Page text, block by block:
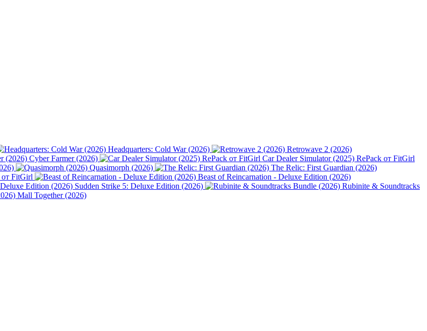
Headquarters: Cold War (2026)
Retrowave 2 (2026)
Cyber Farmer (2026)
Car Dealer Simulator (2025) RePack от FitGirl
Quasimorph (2026)
The Relic: First Guardian (2026)
от FitGirl
Beast of Reincarnation - Deluxe Edition (2026)
Sudden Strike 5: Deluxe Edition (2026)
Rubinite & Soundtracks
Mall Together (2026)